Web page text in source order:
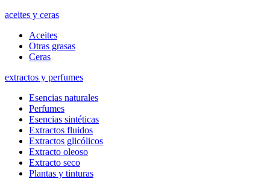
aceites y ceras
Aceites
Otras grasas
Ceras
extractos y perfumes
Esencias naturales
Perfumes
Esencias sintéticas
Extractos fluidos
Extractos glicólicos
Extracto oleoso
Extracto seco
Plantas y tinturas